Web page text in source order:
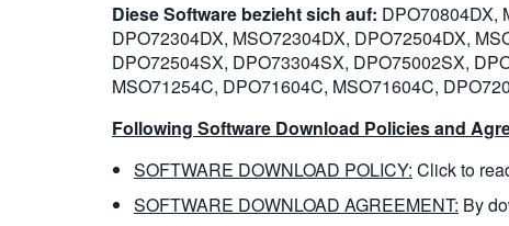
Diese Software bezieht sich auf: DPO70804DX,
DPO72304DX, MSO72304DX, DPO72504DX,
DPO72504SX, DPO73304SX, DPO75002SX,
MSO71254C, DPO71604C, MSO71604C,
Following Software Download Policies and
SOFTWARE DOWNLOAD POLICY: Click to
SOFTWARE DOWNLOAD AGREEMENT: By